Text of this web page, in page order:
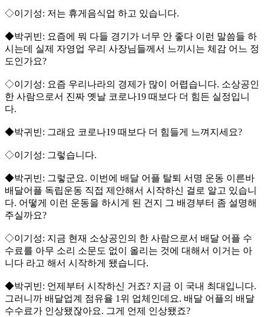
◇이기성: 저는 휴게음식업 하고 있습니다.
◆박귀빈: 요즘에 뭐 다들 경기가 너무 안 좋다 이런 말씀들 하
시는데 실제 자영업 우리 사장님들께서 느끼시는 체감 어느 정
도인가요?
◇이기성: 요즘 우리나라의 경제가 많이 어렵습니다. 소상공인
한 사람으로서 진짜 옛날 코로나19 때보다 더 힘든 실정입니
다.
◆박귀빈: 그래요 코로나19 때보다 더 힘들게 느껴지세요?
◇이기성: 그렇습니다.
◆박귀빈: 그렇군요. 이번에 배달 어플 탈퇴 서명 운동 이른바
배달어플 독립운동 직접 제안해서 시작하신 걸로 알고 있습니
다. 어떻게 이런 운동을 하시게 된 건지 그 배경부터 좀 설명해
주실까요?
◇이기성: 지금 현재 소상공인의 한 사람으로서 배달 어플 수
수료를 아무 소리 소문도 없이 올리는 것에 대해서 이거는 아
니다 라고 해서 시작하게 됐습니다.
◆박귀빈: 언제부터 시작하신 거죠? 지금 이 국내 최대입니다.
그러니까 배달업계 점유율 1위 업체인데요. 배달 어플의 배달
수수료가 인상됐잖아요. 그게 언제 인상됐죠?